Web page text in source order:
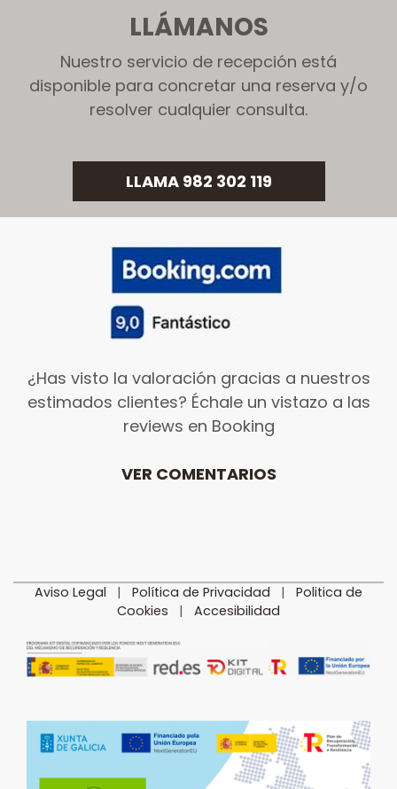
LLÁMANOS
Nuestro servicio de recepción está
disponible para concretar una reserva y/o
resolver cualquier consulta.
LLAMA 982 302 119
¿Has visto la valoración gracias a nuestros
estimados clientes? Échale un vistazo a las
reviews en Booking
VER COMENTARIOS
Aviso Legal | Política de Privacidad | Politica de
Cookies | Accesibilidad